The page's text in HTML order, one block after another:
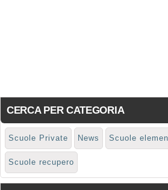
CERCA PER CATEGORIA
Scuole Private News Scuole
Scuole recupero